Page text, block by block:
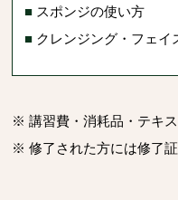
■ スポンジの使い方
■ クレンジング・フェイ
※ 講習費・消耗品・テキ
※ 修了された方には修了証